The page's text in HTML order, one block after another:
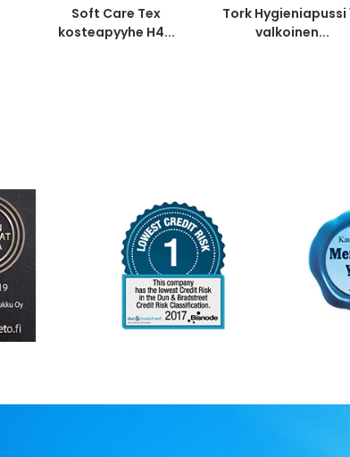
Soft Care Tex
kosteapyyhe H4...
Tork Hygieniapussi
valkoinen...